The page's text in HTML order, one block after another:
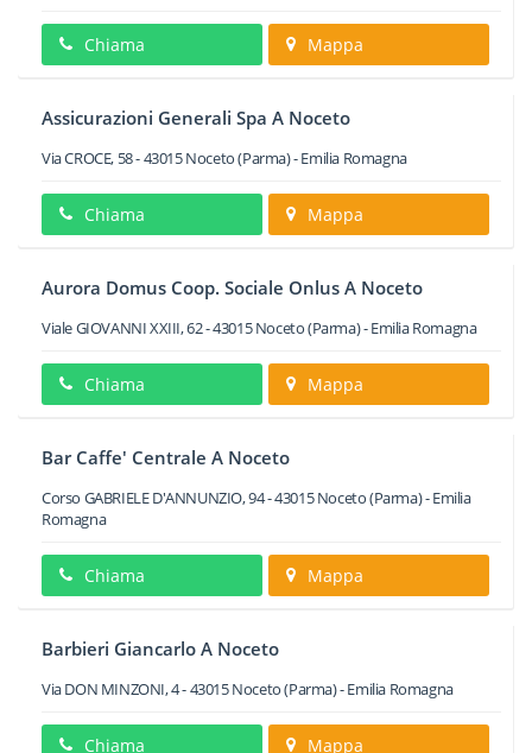
Chiama Mappa
Assicurazioni Generali Spa A Noceto
Via CROCE, 58-43015Noceto(Parma) -Emilia Romagna
Chiama Mappa
Aurora Domus Coop. Sociale Onlus A Noceto
Viale GIOVANNI XXIII, 62-43015 Noceto(Parma) -Emilia Romagna
Chiama Mappa
Bar Caffe' Centrale A Noceto
Corso GABRIELE D'ANNUNZIO, 94-43015 Noceto(Parma) -Emilia
Romagna
Chiama Mappa
Barbieri Giancarlo A Noceto
Via DON MINZONI, 4-43015Noceto(Parma) -Emilia Romagna
Chiama Mappa